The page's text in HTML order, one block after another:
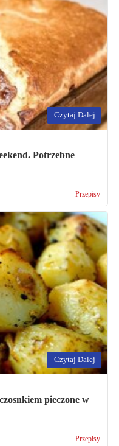
Czytaj Dalej
Potrzebne
Przepisy
Czytaj Dalej
pieczone w
Przepisy